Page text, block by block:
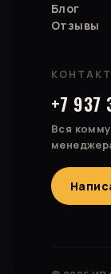
Блог
Отзывы
+7 937
Вся